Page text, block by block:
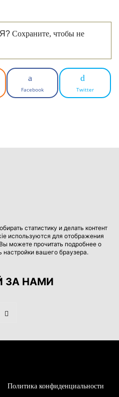
Сохраните, чтобы не
Facebook Twitter
статистику и делать контент
используются для отображения
можете прочитать подробнее о
настройки вашего браузера.
ЗА НАМИ
Политика конфиденциальности